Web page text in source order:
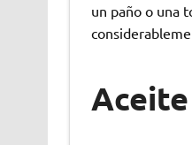
un paño o una